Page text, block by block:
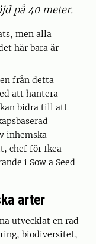
på 40 meter.
men alla
här bara är
från detta
att hantera
bidra till att
inhemska
chef för Ikea
i Sow a Seed
arter
utvecklat en rad
biodiversitet,